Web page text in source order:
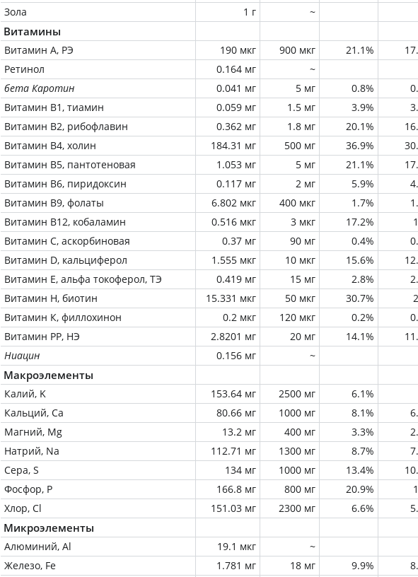
Зола
1 г ~
Витамины
Витамин А, РЭ 190 мкг 900 мкг 21.1%
Ретинол
0.164 мг
~
бета Каротин
0.041 мг 5 мг 0.8%
Витамин В1, тиамин
0.059 мг 1.5 мг 3.9%
Витамин В2, рибофлавин
0.362 мг 1.8 мг 20.1%
Витамин В4, холин
184.31 мг 500 мг 36.9%
Витамин В5, пантотеновая
1.053 мг 5 мг 21.1%
Витамин В6, пиридоксин
0.117 мг 2 мг 5.9%
Витамин В9, фолаты
6.802 мкг 400 мкг 1.7%
Витамин В12, кобаламин
0.516 мкг 3 мкг 17.2%
Витамин C, аскорбиновая
0.37 мг 90 мг 0.4%
Витамин D, кальциферол
1.555 мкг 10 мкг 15.6%
Витамин Е, альфа токоферол, ТЭ
0.419 мг 15 мг 2.8%
Витамин Н, биотин
15.331 мкг 50 мкг 30.7%
Витамин К, филлохинон
0.2 мкг 120 мкг 0.2%
Витамин РР, НЭ
2.8201 мг 20 мг 14.1%
Ниацин
0.156 мг ~
Макроэлементы
Калий, K 153.64 мг 2500 мг 6.1%
Кальций, Ca
80.66 мг 1000 мг 8.1%
Магний, Mg
13.2 мг 400 мг 3.3%
Натрий, Na
112.71 мг 1300 мг 8.7%
Сера, S
134 мг 1000 мг 13.4%
Фосфор, P
166.8 мг 800 мг 20.9%
Хлор, Cl
151.03 мг 2300 мг 6.6%
Микроэлементы
Алюминий, Al 19.1 мкг
~
Железо, Fe
1.781 мг 18 мг 9.9%